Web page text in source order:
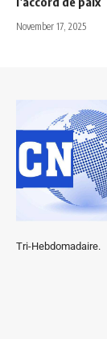
November 17, 2025
Tri-Hebdomadaire.